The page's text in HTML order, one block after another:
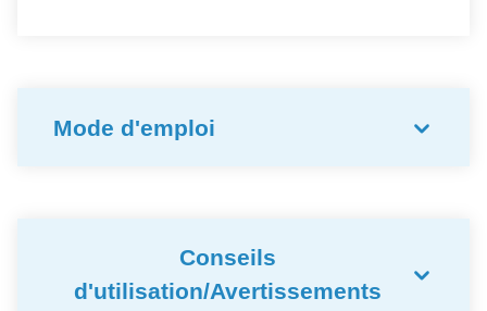
Mode d'emploi
Conseils
d'utilisation/Avertissements